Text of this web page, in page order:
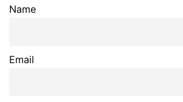
Name
Email